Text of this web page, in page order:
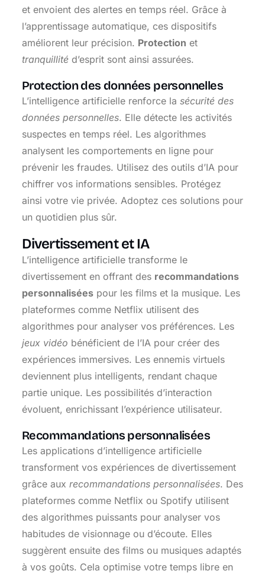
et envoient des alertes en temps réel. Grâce à
l’apprentissage automatique, ces dispositifs
améliorent leur précision. Protection et
tranquillité d’esprit sont ainsi assurées.
Protection des données personnelles
L’intelligence artificielle renforce la sécurité des
données personnelles. Elle détecte les activités
suspectes en temps réel. Les algorithmes
analysent les comportements en ligne pour
prévenir les fraudes. Utilisez des outils d’IA pour
chiffrer vos informations sensibles. Protégez
ainsi votre vie privée. Adoptez ces solutions pour
un quotidien plus sûr.
Divertissement et IA
L’intelligence artificielle transforme le
divertissement en offrant des recommandations
personnalisées pour les films et la musique. Les
plateformes comme Netflix utilisent des
algorithmes pour analyser vos préférences. Les
jeux vidéo bénéficient de l’IA pour créer des
expériences immersives. Les ennemis virtuels
deviennent plus intelligents, rendant chaque
partie unique. Les possibilités d’interaction
évoluent, enrichissant l’expérience utilisateur.
Recommandations personnalisées
Les applications d’intelligence artificielle
transforment vos expériences de divertissement
grâce aux recommandations personnalisées. Des
plateformes comme Netflix ou Spotify utilisent
des algorithmes puissants pour analyser vos
habitudes de visionnage ou d’écoute. Elles
suggèrent ensuite des films ou musiques adaptés
à vos goûts. Cela optimise votre temps libre en